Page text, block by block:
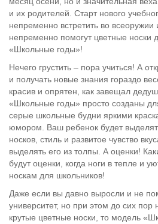
и их родителей. Старт нового
непременно встретить во всеоружии
непременно помогут цветные носки
«Школьные годы»!
Нечего грустить – пора учиться! А
и получать новые знания гораздо
красив и опрятен, как завещал
«Школьные годы» просто созданы
серые школьные будни яркими
юмором. Ваш ребенок будет
носков, стиль и развитое чувство
выделять его из толпы. А оценки!
будут оценки, когда ноги в тепле и
носкам для школьников!
Даже если вы давно выросли и не
университет, но при этом до сих
крутые цветные носки, то модель